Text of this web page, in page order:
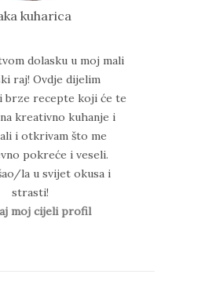
kuharica
dolasku u moj mali
raj! Ovdje dijelim
brze recepte koji će te
kreativno kuhanje i
i otkrivam što me
pokreće i veseli.
la u svijet okusa i
strasti!
moj cijeli profil